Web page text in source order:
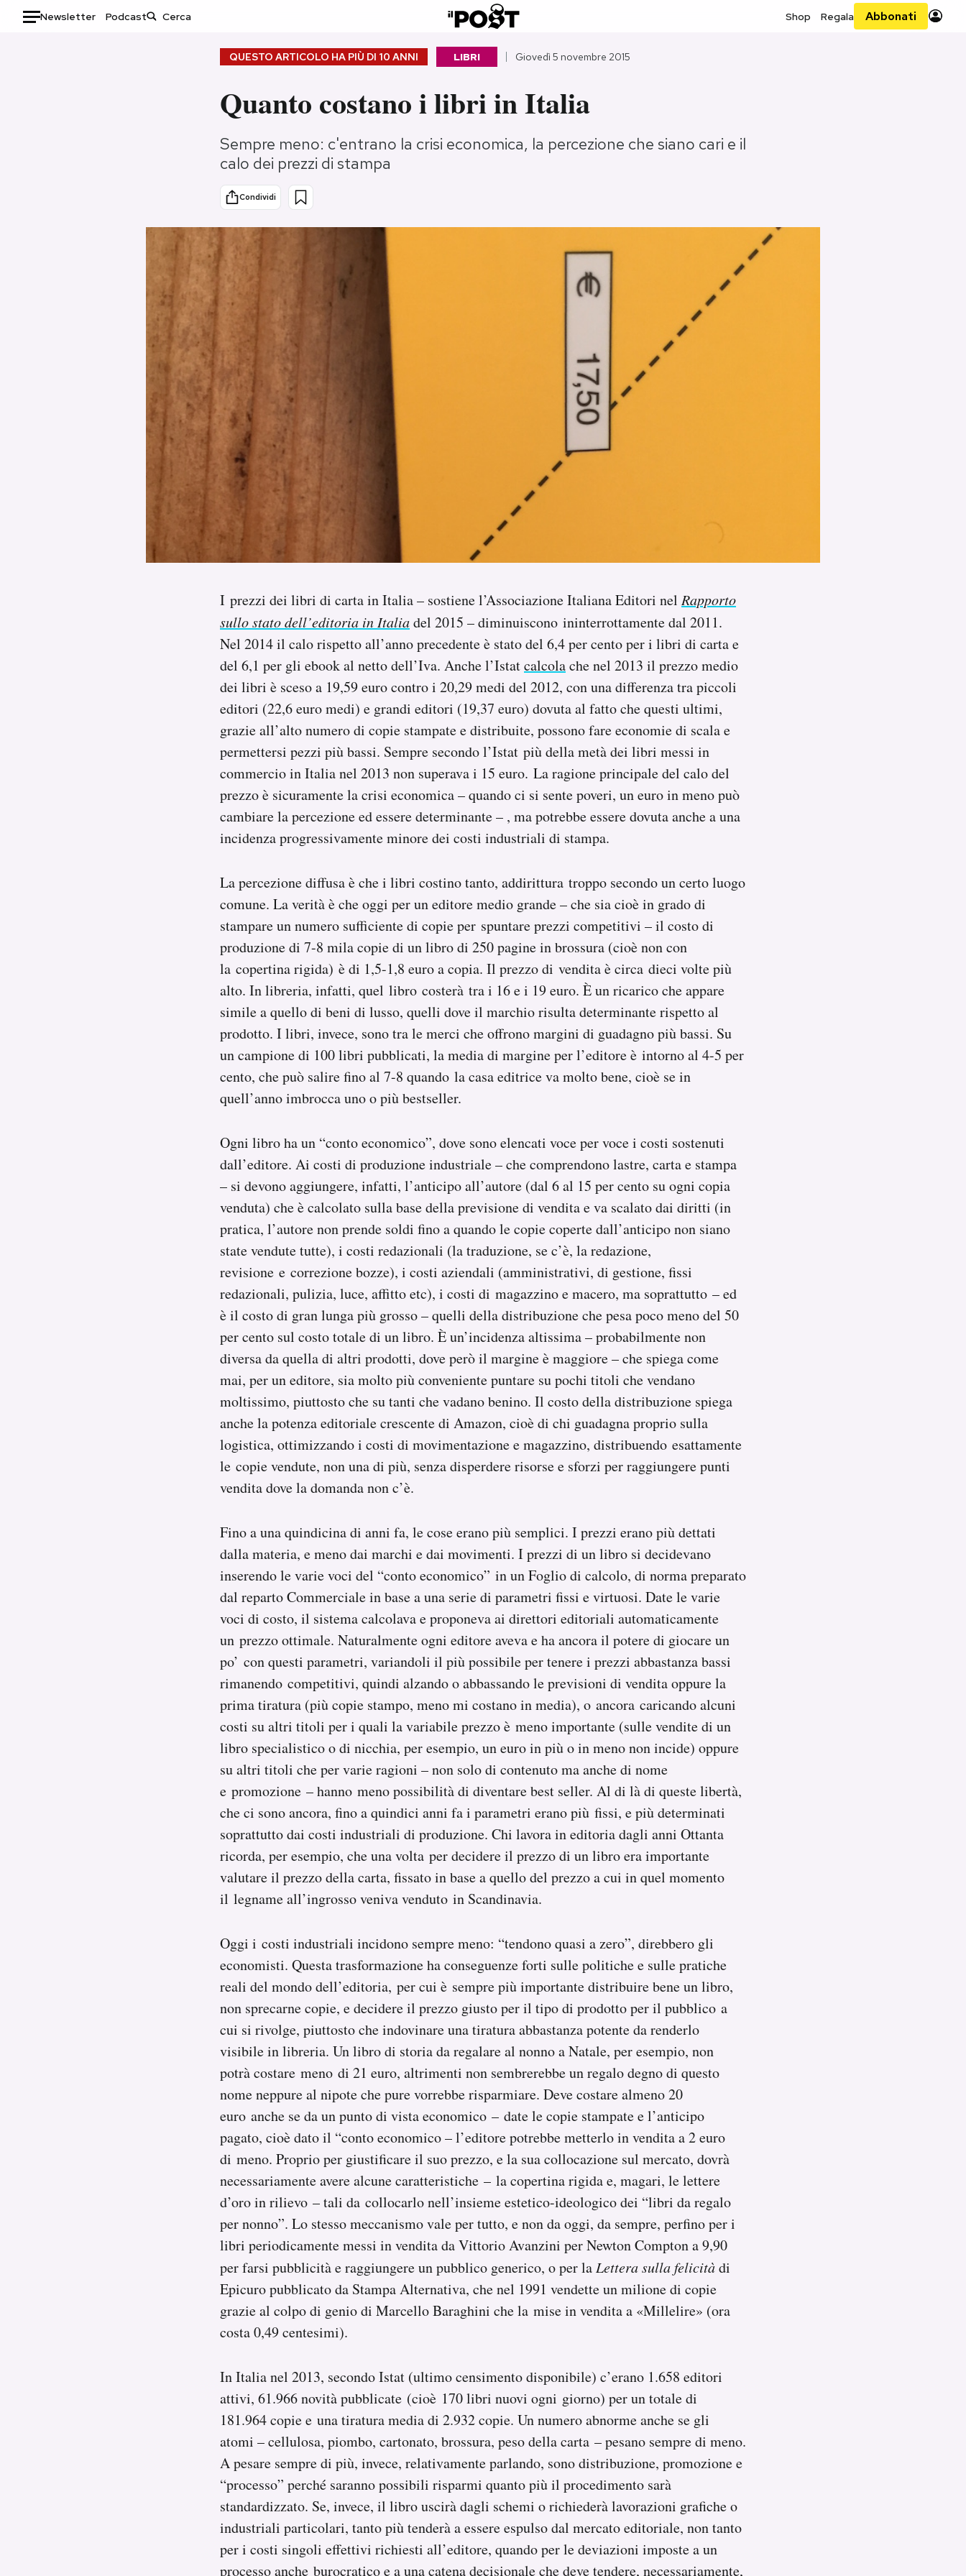
Newsletter Podcast Shop Regala Abbonati
Consumismi
Ok Boomer!
Europa
Altrecose
Mondiali calcio 2026
QUESTO ARTICOLO HA PIÙ DI 10 ANNI LIBRI Giovedì 5 novembre 2015
Quanto costano i libri in Italia
Sempre meno: c'entrano la crisi economica, la percezione che siano cari e il
calo dei prezzi di stampa
Condividi
I prezzi dei libri di carta in Italia – sostiene l’Associazione Italiana Editori nel Rapporto
sullo stato dell’editoria in Italiadel 2015 – diminuiscono ininterrottamente dal 2011.
Nel 2014 il calo rispetto all’anno precedente è stato del 6,4 per cento per i libri di carta e
del 6,1 per gli ebook al netto dell’Iva. Anche l’Istatcalcolache nel 2013 il prezzo medio
dei libri è sceso a 19,59 euro contro i 20,29 medi del 2012, con una differenza tra piccoli
editori (22,6 euro medi) e grandi editori (19,37 euro) dovuta al fatto che questi ultimi,
grazie all’alto numero di copie stampate e distribuite, possono fare economie di scala e
permettersi pezzi più bassi. Sempre secondo l’Istat più della metà dei libri messi in
commercio in Italia nel 2013 non superava i 15 euro. La ragione principale del calo del
prezzo è sicuramente la crisi economica – quando ci si sente poveri, un euro in meno può
cambiare la percezione ed essere determinante – , ma potrebbe essere dovuta anche a una
incidenza progressivamente minore dei costi industriali di stampa.
La percezione diffusa è che i libri costino tanto, addirittura troppo secondo un certo luogo
comune. La verità è che oggi per un editore medio grande – che sia cioè in grado di
stampare un numero sufficiente di copie per spuntare prezzi competitivi – il costo di
produzione di 7-8 mila copie di un libro di 250 pagine in brossura (cioè non con
la copertina rigida) è di 1,5-1,8 euro a copia. Il prezzo di vendita è circa dieci volte più
alto. In libreria, infatti, quel libro costerà tra i 16 e i 19 euro. È un ricarico che appare
simile a quello di beni di lusso, quelli dove il marchio risulta determinante rispetto al
prodotto. I libri, invece, sono tra le merci che offrono margini di guadagno più bassi. Su
un campione di 100 libri pubblicati, la media di margine per l’editore è intorno al 4-5 per
cento, che può salire fino al 7-8 quando la casa editrice va molto bene, cioè se in
quell’anno imbrocca uno o più bestseller.
Ogni libro ha un “conto economico”, dove sono elencati voce per voce i costi sostenuti
dall’editore. Ai costi di produzione industriale – che comprendono lastre, carta e stampa
– si devono aggiungere, infatti, l’anticipo all’autore (dal 6 al 15 per cento su ogni copia
venduta) che è calcolato sulla base della previsione di vendita e va scalato dai diritti (in
pratica, l’autore non prende soldi fino a quando le copie coperte dall’anticipo non siano
state vendute tutte), i costi redazionali (la traduzione, se c’è, la redazione,
revisione e correzione bozze), i costi aziendali (amministrativi, di gestione, fissi
redazionali, pulizia, luce, affitto etc), i costi di magazzino e macero, ma soprattutto – ed
è il costo di gran lunga più grosso – quelli della distribuzione che pesa poco meno del 50
per cento sul costo totale di un libro. È un’incidenza altissima – probabilmente non
diversa da quella di altri prodotti, dove però il margine è maggiore – che spiega come
mai, per un editore, sia molto più conveniente puntare su pochi titoli che vendano
moltissimo, piuttosto che su tanti che vadano benino. Il costo della distribuzione spiega
anche la potenza editoriale crescente di Amazon, cioè di chi guadagna proprio sulla
logistica, ottimizzando i costi di movimentazione e magazzino, distribuendo esattamente
le copie vendute, non una di più, senza disperdere risorse e sforzi per raggiungere punti
vendita dove la domanda non c’è.
Fino a una quindicina di anni fa, le cose erano più semplici. I prezzi erano più dettati
dalla materia, e meno dai marchi e dai movimenti. I prezzi di un libro si decidevano
inserendo le varie voci del “conto economico” in un Foglio di calcolo, di norma preparato
dal reparto Commerciale in base a una serie di parametri fissi e virtuosi. Date le varie
voci di costo, il sistema calcolava e proponeva ai direttori editoriali automaticamente
un prezzo ottimale. Naturalmente ogni editore aveva e ha ancora il potere di giocare un
po’ con questi parametri, variandoli il più possibile per tenere i prezzi abbastanza bassi
rimanendo competitivi, quindi alzando o abbassando le previsioni di vendita oppure la
prima tiratura (più copie stampo, meno mi costano in media), o ancora caricando alcuni
costi su altri titoli per i quali la variabile prezzo è meno importante (sulle vendite di un
libro specialistico o di nicchia, per esempio, un euro in più o in meno non incide) oppure
su altri titoli che per varie ragioni – non solo di contenuto ma anche di nome
e promozione – hanno meno possibilità di diventare best seller. Al di là di queste libertà,
che ci sono ancora, fino a quindici anni fa i parametri erano più fissi, e più determinati
soprattutto dai costi industriali di produzione. Chi lavora in editoria dagli anni Ottanta
ricorda, per esempio, che una volta per decidere il prezzo di un libro era importante
valutare il prezzo della carta, fissato in base a quello del prezzo a cui in quel momento
il legname all’ingrosso veniva venduto in Scandinavia.
Oggi i costi industriali incidono sempre meno: “tendono quasi a zero”, direbbero gli
economisti. Questa trasformazione ha conseguenze forti sulle politiche e sulle pratiche
reali del mondo dell’editoria, per cui è sempre più importante distribuire bene un libro,
non sprecarne copie, e decidere il prezzo giusto per il tipo di prodotto per il pubblico a
cui si rivolge, piuttosto che indovinare una tiratura abbastanza potente da renderlo
visibile in libreria. Un libro di storia da regalare al nonno a Natale, per esempio, non
potrà costare meno di 21 euro, altrimenti non sembrerebbe un regalo degno di questo
nome neppure al nipote che pure vorrebbe risparmiare. Deve costare almeno 20
euro anche se da un punto di vista economico – date le copie stampate e l’anticipo
pagato, cioè dato il “conto economico – l’editore potrebbe metterlo in vendita a 2 euro
di meno. Proprio per giustificare il suo prezzo, e la sua collocazione sul mercato, dovrà
necessariamente avere alcune caratteristiche – la copertina rigida e, magari, le lettere
d’oro in rilievo – tali da collocarlo nell’insieme estetico-ideologico dei “libri da regalo
per nonno”. Lo stesso meccanismo vale per tutto, e non da oggi, da sempre, perfino per i
libri periodicamente messi in vendita da Vittorio Avanzini per Newton Compton a 9,90
per farsi pubblicità e raggiungere un pubblico generico, o per laLettera sulla felicitàdi
Epicuro pubblicato da Stampa Alternativa, che nel 1991 vendette un milione di copie
grazie al colpo di genio di Marcello Baraghini che la mise in vendita a «Millelire» (ora
costa 0,49 centesimi).
In Italia nel 2013, secondo Istat (ultimo censimento disponibile) c’erano 1.658 editori
attivi, 61.966 novità pubblicate (cioè 170 libri nuovi ogni giorno) per un totale di
181.964 copie e una tiratura media di 2.932 copie. Un numero abnorme anche se gli
atomi – cellulosa, piombo, cartonato, brossura, peso della carta – pesano sempre di meno.
A pesare sempre di più, invece, relativamente parlando, sono distribuzione, promozione e
“processo” perché saranno possibili risparmi quanto più il procedimento sarà
standardizzato. Se, invece, il libro uscirà dagli schemi o richiederà lavorazioni grafiche o
industriali particolari, tanto più tenderà a essere espulso dal mercato editoriale, non tanto
per i costi singoli effettivi richiesti all’editore, quando per le deviazioni imposte a un
processo anche burocratico e a una catena decisionale che deve tendere, necessariamente,